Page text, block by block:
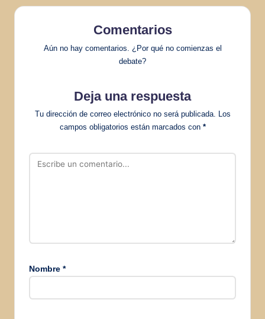
Comentarios
Aún no hay comentarios. ¿Por qué no comienzas el
debate?
Deja una respuesta
Tu dirección de correo electrónico no será publicada. Los
campos obligatorios están marcados con *
Nombre *